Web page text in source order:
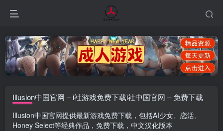
Illusion中国官网 – i社游戏免费下载i社中国官网 – 免费下载
Illusion中国官网提供最新游戏免费下载，包括AI少女、 恋活、
Honey Select等经典作品，免费下载，中文汉化版本